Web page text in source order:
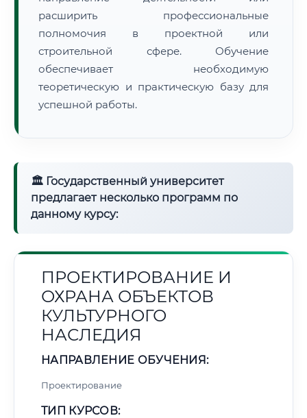
расширить профессиональные
полномочия в проектной или
строительной сфере. Обучение
обеспечивает необходимую
теоретическую и практическую базу для
успешной работы.
🏛 Государственный университет
предлагает несколько программ по
данному курсу:
ПРОЕКТИРОВАНИЕ И
ОХРАНА ОБЪЕКТОВ
КУЛЬТУРНОГО
НАСЛЕДИЯ
НАПРАВЛЕНИЕ ОБУЧЕНИЯ:
Проектирование
ТИП КУРСОВ: